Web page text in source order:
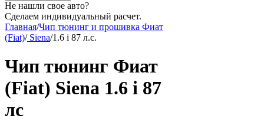
Не нашли свое авто?
Сделаем индивидуальный расчет.
Главная/Чип тюнинг и прошивка Фиат
(Fiat)/Siena/1.6 i 87 л.с.
Чип тюнинг Фиат
(Fiat) Siena 1.6 i 87
лс